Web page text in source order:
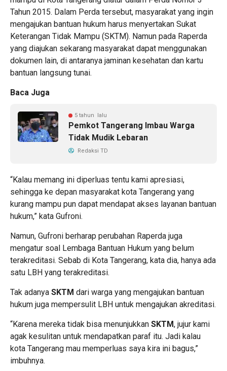
Tahun 2015. Dalam Perda tersebut, masyarakat yang ingin
mengajukan bantuan hukum harus menyertakan Sukat
Keterangan Tidak Mampu (SKTM). Namun pada Raperda
yang diajukan sekarang masyarakat dapat menggunakan
dokumen lain, di antaranya jaminan kesehatan dan kartu
bantuan langsung tunai.
Baca Juga
5 tahun lalu
Pemkot Tangerang Imbau Warga
Tidak Mudik Lebaran
Redaksi TD
“Kalau memang ini diperluas tentu kami apresiasi,
sehingga ke depan masyarakat kota Tangerang yang
kurang mampu pun dapat mendapat akses layanan bantuan
hukum,” kata Gufroni.
Namun, Gufroni berharap perubahan Raperda juga
mengatur soal Lembaga Bantuan Hukum yang belum
terakreditasi. Sebab di Kota Tangerang, kata dia, hanya ada
satu LBH yang terakreditasi.
Tak adanya SKTM dari warga yang mengajukan bantuan
hukum juga mempersulit LBH untuk mengajukan akreditasi.
“Karena mereka tidak bisa menunjukkan SKTM, jujur kami
agak kesulitan untuk mendapatkan paraf itu. Jadi kalau
kota Tangerang mau memperluas saya kira ini bagus,”
imbuhnya.